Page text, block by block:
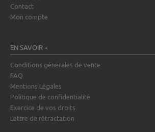
Contact
Mon compte
EN SAVOIR +
Conditions générales de vente
FAQ
Mentions Légales
Politique de confidentialité
Exercice de vos droits
Lettre de rétractation